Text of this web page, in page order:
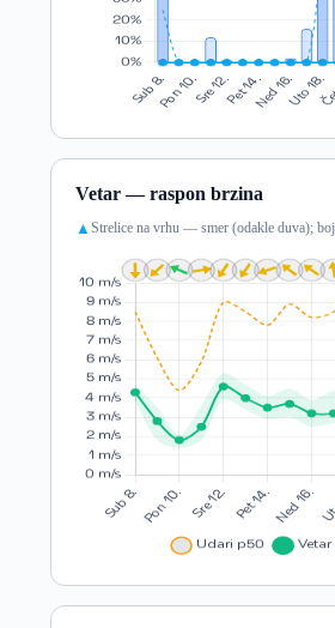
Vetar — raspon brzina
▲ Strelice na vrhu — smer (odakle duva);